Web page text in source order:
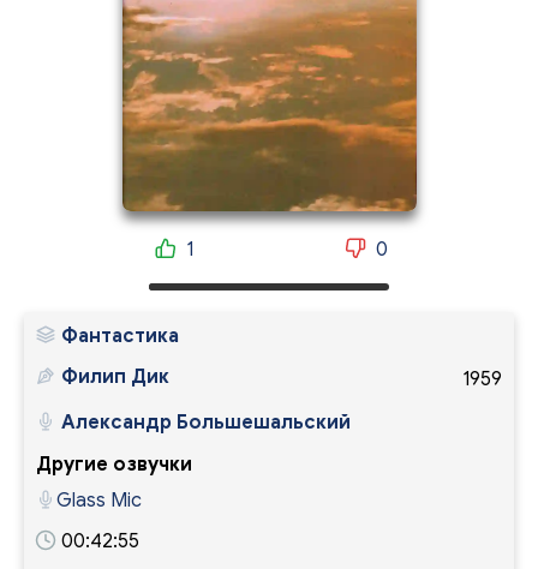
1 0
Фантастика
1959
Филип Дик
Александр Большешальский
Другие озвучки
Glass Mic
00:42:55